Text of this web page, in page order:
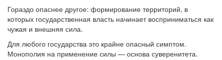
Гораздо опаснее другое: формирование территорий, в
которых государственная власть начинает восприниматься как
чужая и внешняя сила.
Для любого государства это крайне опасный симптом.
Монополия на применение силы — основа суверенитета.